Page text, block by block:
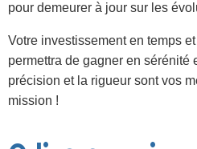
pour demeurer à jour sur les
Votre investissement en temps
permettra de gagner en sérénité
précision et la rigueur sont vos
mission !